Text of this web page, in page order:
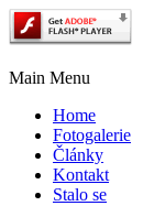
Main Menu
Home
Fotogalerie
Články
Kontakt
Stalo se